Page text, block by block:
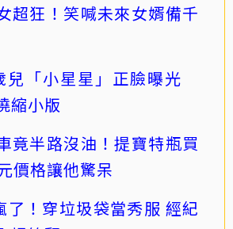
超狂！笑喊未來女婿備千
兒「小星星」正臉曝光
縮小版
竟半路沒油！提寶特瓶買
價格讓他驚呆
了！穿垃圾袋當秀服 經紀